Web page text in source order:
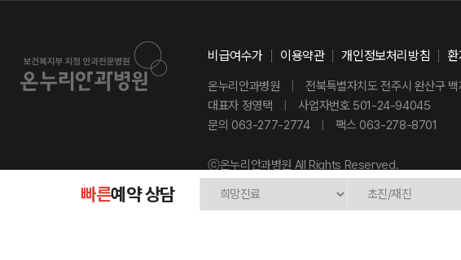
빠른예약 상담
비급여수가 이용약관 개인정보처리방침
온누리안과병원
전북특별자치도 전주시 완산구
대표자 정영택
사업자번호 501-24-94045
문의 063-277-2774
팩스 063-278-8701
ⓒ온누리안과병원 All Rights Reserved.